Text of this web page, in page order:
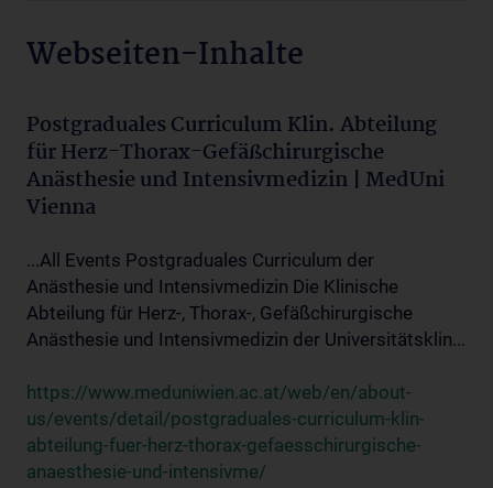
Webseiten-Inhalte
Postgraduales Curriculum Klin. Abteilung
für Herz-Thorax-Gefäßchirurgische
Anästhesie und Intensivmedizin | MedUni
Vienna
...All Events Postgraduales Curriculum der
Anästhesie und Intensivmedizin Die Klinische
Abteilung für Herz-, Thorax-, Gefäßchirurgische
Anästhesie und Intensivmedizin der Universitätsklin...
https://www.meduniwien.ac.at/web/en/about-
us/events/detail/postgraduales-curriculum-klin-
abteilung-fuer-herz-thorax-gefaesschirurgische-
anaesthesie-und-intensivme/